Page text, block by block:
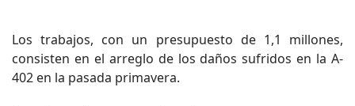
Los trabajos, con un presupuesto de 1,1 millones,
consisten en el arreglo de los daños sufridos en la A-
402 en la pasada primavera.